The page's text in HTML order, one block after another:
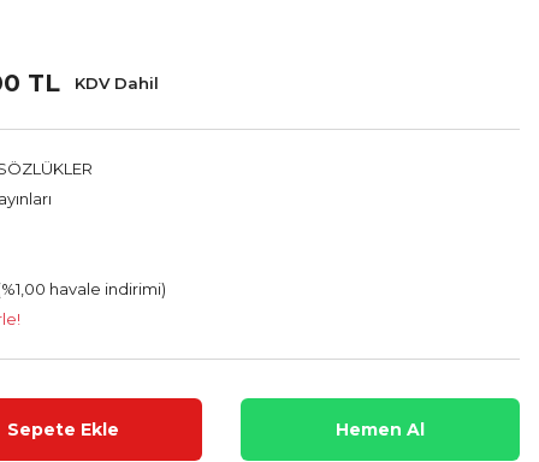
TL KDV Dahil
havale indirimi)
Sepete Ekle Hemen Al